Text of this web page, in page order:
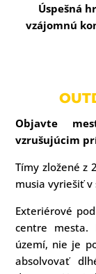
Úspešná
vzájomnú
Objavte
vzrušujúcim
Tímy zložené z
musia vyriešiť v
Exteriérové
centre mesta.
území, nie je
absolvovať